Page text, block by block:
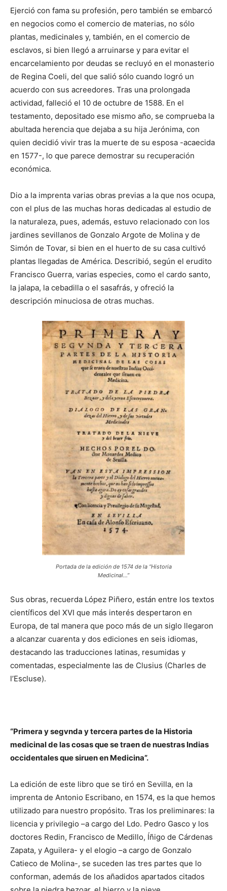
Ejerció con fama su profesión, pero también se embarcó
en negocios como el comercio de materias, no sólo
plantas, medicinales y, también, en el comercio de
esclavos, si bien llegó a arruinarse y para evitar el
encarcelamiento por deudas se recluyó en el monasterio
de Regina Coeli, del que salió sólo cuando logró un
acuerdo con sus acreedores. Tras una prolongada
actividad, falleció el 10 de octubre de 1588. En el
testamento, depositado ese mismo año, se comprueba la
abultada herencia que dejaba a su hija Jerónima, con
quien decidió vivir tras la muerte de su esposa -acaecida
en 1577-, lo que parece demostrar su recuperación
económica.
Dio a la imprenta varias obras previas a la que nos ocupa,
con el plus de las muchas horas dedicadas al estudio de
la naturaleza, pues, además, estuvo relacionado con los
jardines sevillanos de Gonzalo Argote de Molina y de
Simón de Tovar, si bien en el huerto de su casa cultivó
plantas llegadas de América. Describió, según el erudito
Francisco Guerra, varias especies, como el cardo santo,
la jalapa, la cebadilla o el sasafrás, y ofreció la
descripción minuciosa de otras muchas.
Portada de la edición de 1574 de la “Historia
Medicinal…”
Sus obras, recuerda López Piñero, están entre los textos
científicos del XVI que más interés despertaron en
Europa, de tal manera que poco más de un siglo llegaron
a alcanzar cuarenta y dos ediciones en seis idiomas,
destacando las traducciones latinas, resumidas y
comentadas, especialmente las de Clusius (Charles de
l’Escluse).
“Primera y segvnda y tercera partes de la Historia
medicinal de las cosas que se traen de nuestras Indias
occidentales que siruen en Medicina”.
La edición de este libro que se tiró en Sevilla, en la
imprenta de Antonio Escribano, en 1574, es la que hemos
utilizado para nuestro propósito. Tras los preliminares: la
licencia y privilegio –a cargo del Ldo. Pedro Gasco y los
doctores Redin, Francisco de Medillo, Íñigo de Cárdenas
Zapata, y Aguilera- y el elogio –a cargo de Gonzalo
Catieco de Molina-, se suceden las tres partes que lo
conforman, además de los añadidos apartados citados